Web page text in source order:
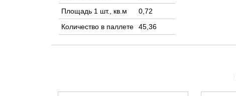
Площадь 1 шт., кв.м
0,72
Количество в паллете
45,36